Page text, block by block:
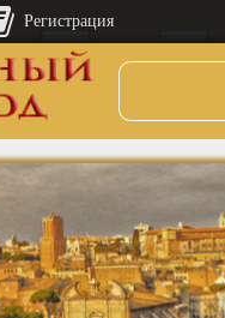
Регистрация